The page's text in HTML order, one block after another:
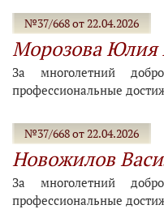
№37/668 от 22.04.2026
Морозова Юлия
За многолетний
профессиональные
№37/668 от 22.04.2026
Новожилов
За многолетний
профессиональные